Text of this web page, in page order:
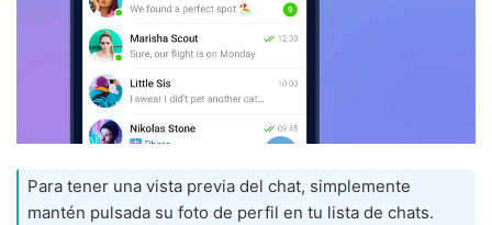
Para tener una vista previa del chat, simplemente
mantén pulsada su foto de perfil en tu lista de chats.